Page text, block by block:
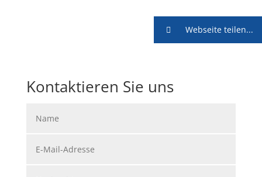
Kontaktieren Sie uns
Webseite teilen...